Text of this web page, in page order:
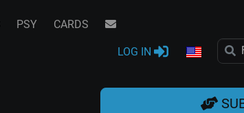
PSY CARDS
LOG IN